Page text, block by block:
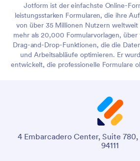
Jotform ist der einfachste Online-
leistungsstarken Formularen, die ihre
von über 35 Millionen Nutzern
mehr als 20,000 Formularvorlagen,
Drag-and-Drop-Funktionen, die die
und Arbeitsabläufe optimieren. Er
entwickelt, die professionelle Formulare
4 Embarcadero Center, Suite
94111